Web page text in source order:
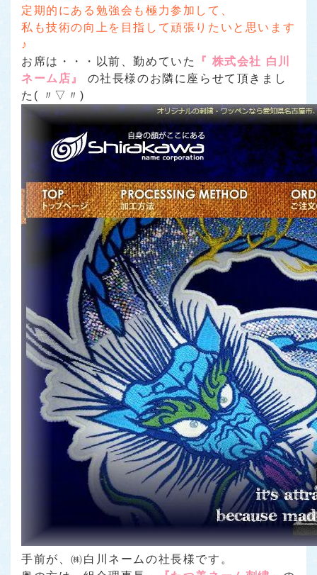
定期的にある勉強会も極力参加して、
私も技術の向上を目指して頑張りたいと思います
♪
お席は・・・以前、勤めていた
『 株式会社 白川
ネーム店』
の社長様のお隣に座らせて頂きまし
た( 〃▽〃)
手前が、㈱白川ネームの社長様です。